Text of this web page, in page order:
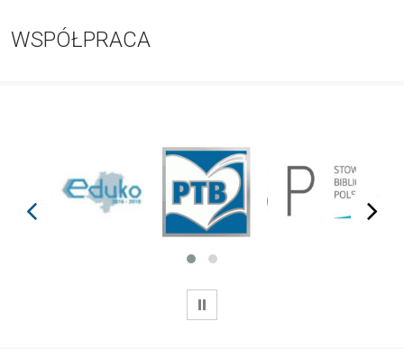
WSPÓŁPRACA
next
WSTRZYMAJ